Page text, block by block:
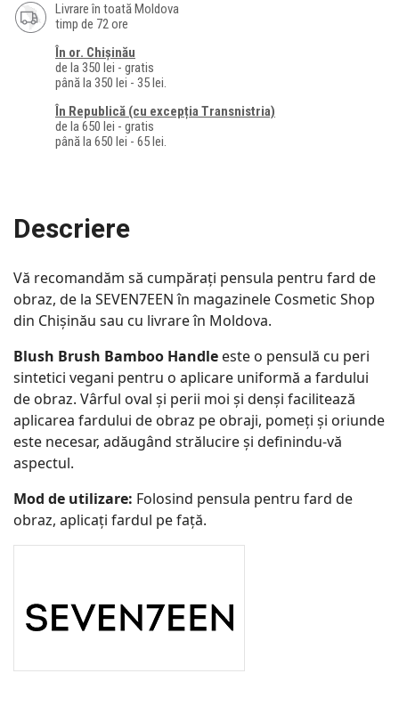
Livrare în toată Moldova
timp de 72 ore
În or. Chișinău
de la 350 lei - gratis
până la 350 lei - 35 lei.
În Republică (cu excepția Transnistria)
de la 650 lei - gratis
până la 650 lei - 65 lei.
Descriere
Vă recomandăm să cumpărați pensula pentru fard de
obraz, de la SEVEN7EEN în magazinele Cosmetic Shop
din Chișinău sau cu livrare în Moldova.
Blush Brush Bamboo Handle este o pensulă cu peri
sintetici vegani pentru o aplicare uniformă a fardului
de obraz. Vârful oval și perii moi și denși facilitează
aplicarea fardului de obraz pe obraji, pomeți și oriunde
este necesar, adăugând strălucire și definindu-vă
aspectul.
Mod de utilizare: Folosind pensula pentru fard de
obraz, aplicați fardul pe față.